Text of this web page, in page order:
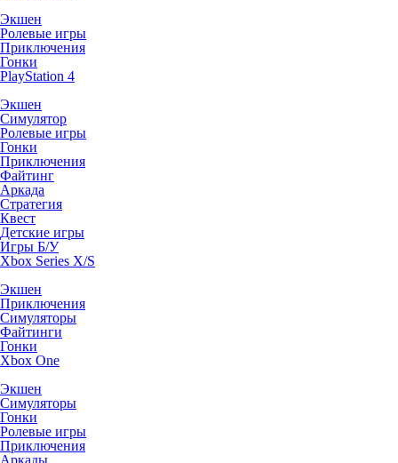
Экшен
Ролевые игры
Приключения
Гонки
PlayStation 4
Экшен
Симулятор
Ролевые игры
Гонки
Приключения
Файтинг
Аркада
Стратегия
Квест
Детские игры
Игры Б/У
Xbox Series X/S
Экшен
Приключения
Симуляторы
Файтинги
Гонки
Xbox One
Экшен
Симуляторы
Гонки
Ролевые игры
Приключения
Аркады